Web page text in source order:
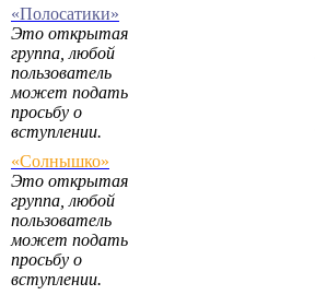
«Полосатики»
Это открытая
группа, любой
пользователь
может подать
просьбу о
вступлении.
«Солнышко»
Это открытая
группа, любой
пользователь
может подать
просьбу о
вступлении.